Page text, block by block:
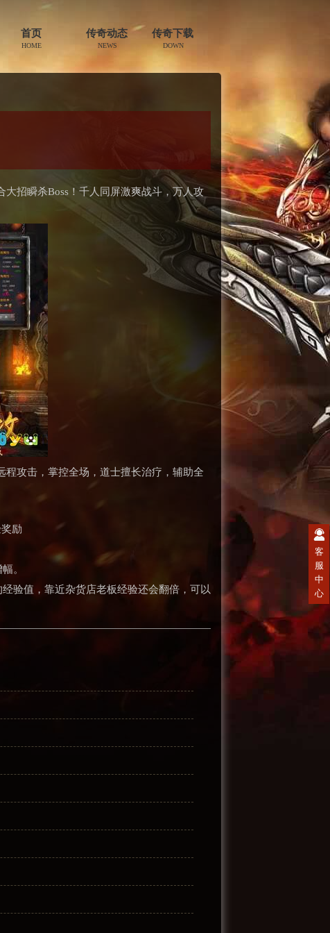
首页
HOME
传奇动态
NEWS
传奇下载
DOWN
招瞬杀Boss！千人同屏激爽战斗，万人攻
攻击，掌控全场，道士擅长治疗，辅助全
励
。
验值，靠近杂货店老板经验还会翻倍，可以
客
服
中
心